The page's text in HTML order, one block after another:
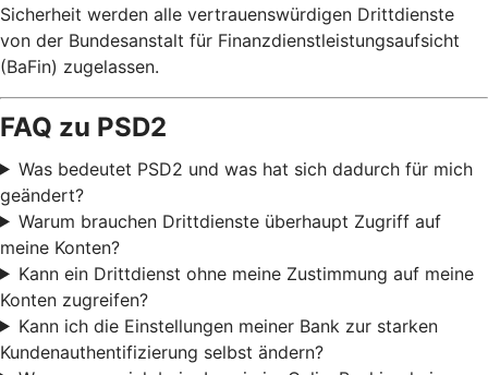
Sicherheit werden alle vertrauenswürdigen Drittdienste
von der Bundesanstalt für Finanzdienstleistungsaufsicht
(BaFin) zugelassen.
FAQ zu PSD2
Was bedeutet PSD2 und was hat sich dadurch für mich
geändert?
Warum brauchen Drittdienste überhaupt Zugriff auf
meine Konten?
Kann ein Drittdienst ohne meine Zustimmung auf meine
Konten zugreifen?
Kann ich die Einstellungen meiner Bank zur starken
Kundenauthentifizierung selbst ändern?